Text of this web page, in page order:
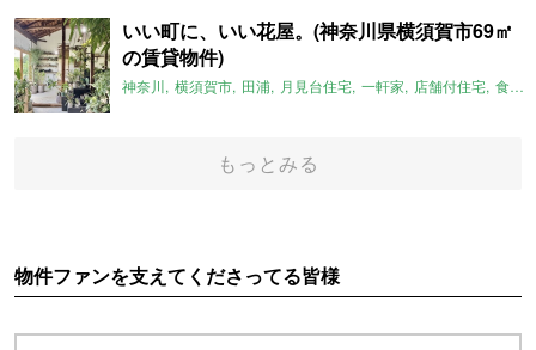
いい町に、いい花屋。(神奈川県横須賀市69㎡
の賃貸物件)
神奈川 横須賀市 田浦 月見台住宅 一軒家 店舗付住宅 食住近接
もっとみる
物件ファンを支えてくださってる皆様